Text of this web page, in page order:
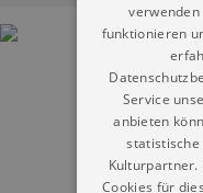
verwenden
funktionieren
Service
anbieten
Kulturpartner.
Cookies für